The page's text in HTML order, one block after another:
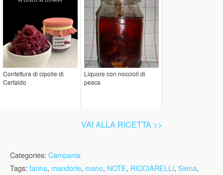
Confettura di cipolle di
Certaldo
Liquore con noccioli di
pesca
VAI ALLA RICETTA >>
Categories: Campania
Tags: farina, mandorle, mano, NOTE, RICCIARELLI, Siena,